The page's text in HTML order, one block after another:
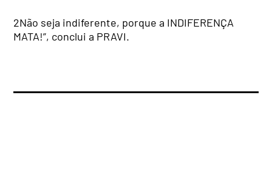
2Não seja indiferente, porque a INDIFERENÇA
MATA!”, conclui a PRAVI.